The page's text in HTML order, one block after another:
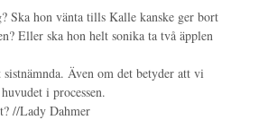
Ska hon vänta tills Kalle kanske ger bort
Eller ska hon helt sonika ta två äpplen
Även om det betyder att vi
i processen.
//Lady Dahmer